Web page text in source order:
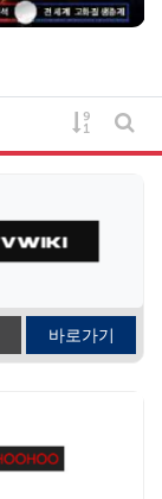
게시물
바로가기